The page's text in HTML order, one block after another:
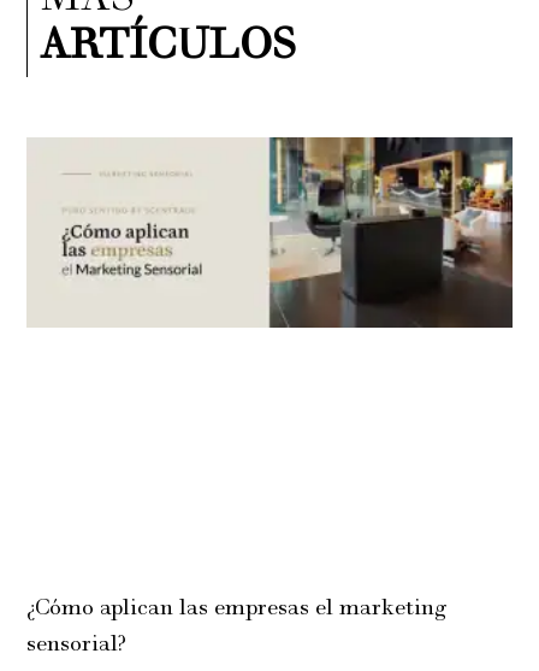
ARTÍCULOS
¿Cómo aplican las empresas el marketing
sensorial?